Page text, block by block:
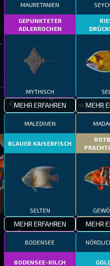
MAURETANIEN
GEPUNKTETER
ADLERROCHEN
MYTHISCH
MEHR ERFAHREN MEHR
MALEDIVEN
BLAUER KAISERFISCH
SELTEN
MEHR ERFAHREN MEHR
BODENSEE
BODENSEE-KILCH